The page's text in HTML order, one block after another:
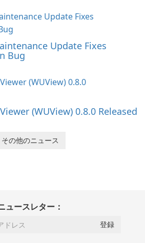
Update Fixes
Bug
(WUView) 0.8.0 Released
その他のニュース
ュースレター：